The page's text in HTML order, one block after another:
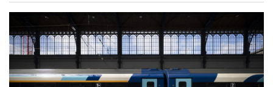
ZÖLDÚT
HAJÓZÁS